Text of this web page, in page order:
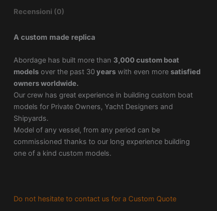
Recensioni (0)
A custom made replica
Abordage has built more than 3,000 custom boat
modelsover the past 30 yearswith even more satisfied
owners worldwide.
Our crew has great experience in building custom boat
models for Private Owners, Yacht Designers and
Shipyards.
Model of any vessel, from any period can be
commissioned thanks to our long experience building
one of a kind custom models.
Do not hesitate to contact us for a Custom Quote